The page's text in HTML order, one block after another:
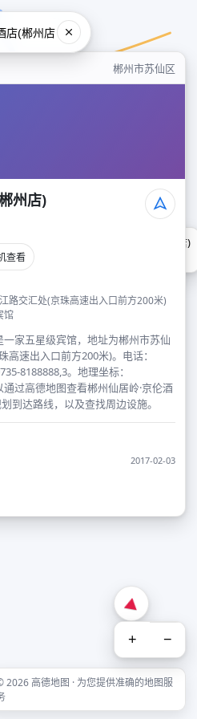
郴州市苏仙区
州店)
查看
路交汇处(京珠高速出入口前方200米)
馆
家五星级宾馆，地址为郴州市苏仙
速出入口前方200米)。电话：
8188888,3。地理坐标：
过高德地图查看郴州仙居岭·京伦酒
到达路线，以及查找周边设施。
2017-02-03
郴州仙居岭·京伦酒店(郴州店)
+ −
2026 高德地图 · 为您提供准确的地图服